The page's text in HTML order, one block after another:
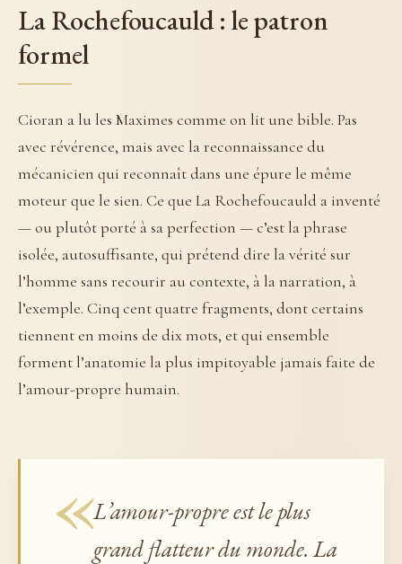
La Rochefoucauld : le patron
formel
Cioran a lu les Maximes comme on lit une bible. Pas
avec révérence, mais avec la reconnaissance du
mécanicien qui reconnaît dans une épure le même
moteur que le sien. Ce que La Rochefoucauld a inventé
— ou plutôt porté à sa perfection — c’est la phrase
isolée, autosuffisante, qui prétend dire la vérité sur
l’homme sans recourir au contexte, à la narration, à
l’exemple. Cinq cent quatre fragments, dont certains
tiennent en moins de dix mots, et qui ensemble
forment l’anatomie la plus impitoyable jamais faite de
l’amour-propre humain.
L’amour-propre est le plus
grand flatteur du monde.La